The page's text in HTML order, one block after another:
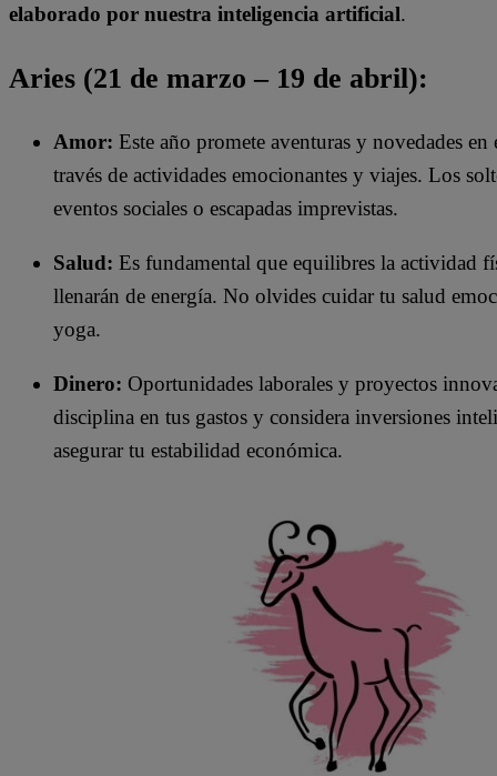
elaborado por nuestra inteligencia artificial.
Aries (21 de marzo – 19 de abril):
Amor: Este año promete aventuras y novedades
través de actividades emocionantes y viajes. Los
eventos sociales o escapadas imprevistas.
Salud: Es fundamental que equilibres la actividad
llenarán de energía. No olvides cuidar tu salud
yoga.
Dinero: Oportunidades laborales y proyectos
disciplina en tus gastos y considera inversiones
asegurar tu estabilidad económica.